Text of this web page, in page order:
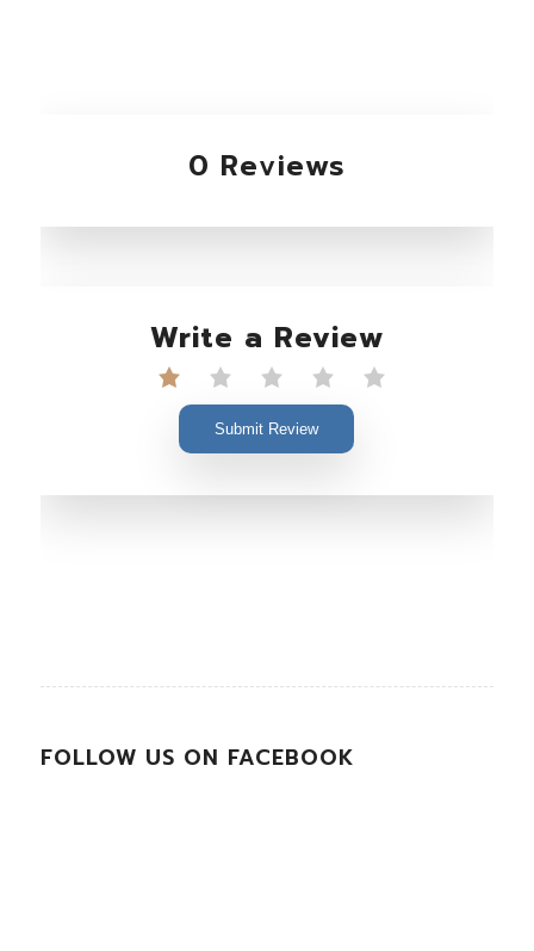
0 Reviews
Write a Review
Submit Review
FOLLOW US ON FACEBOOK